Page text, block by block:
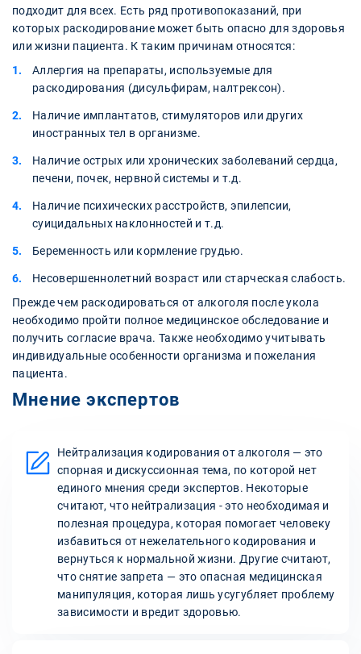
подходит для всех. Есть ряд противопоказаний, при
которых раскодирование может быть опасно для здоровья
или жизни пациента. К таким причинам относятся:
Аллергия на препараты, используемые для
раскодирования (дисульфирам, налтрексон).
Наличие имплантатов, стимуляторов или других
иностранных тел в организме.
Наличие острых или хронических заболеваний сердца,
печени, почек, нервной системы и т.д.
Наличие психических расстройств, эпилепсии,
суицидальных наклонностей и т.д.
Беременность или кормление грудью.
Несовершеннолетний возраст или старческая слабость.
Прежде чем раскодироваться от алкоголя после укола
необходимо пройти полное медицинское обследование и
получить согласие врача. Также необходимо учитывать
индивидуальные особенности организма и пожелания
пациента.
Мнение экспертов
Нейтрализация кодирования от алкоголя — это
спорная и дискуссионная тема, по которой нет
единого мнения среди экспертов. Некоторые
считают, что нейтрализация - это необходимая и
полезная процедура, которая помогает человеку
избавиться от нежелательного кодирования и
вернуться к нормальной жизни. Другие считают,
что снятие запрета — это опасная медицинская
манипуляция, которая лишь усугубляет проблему
зависимости и вредит здоровью.